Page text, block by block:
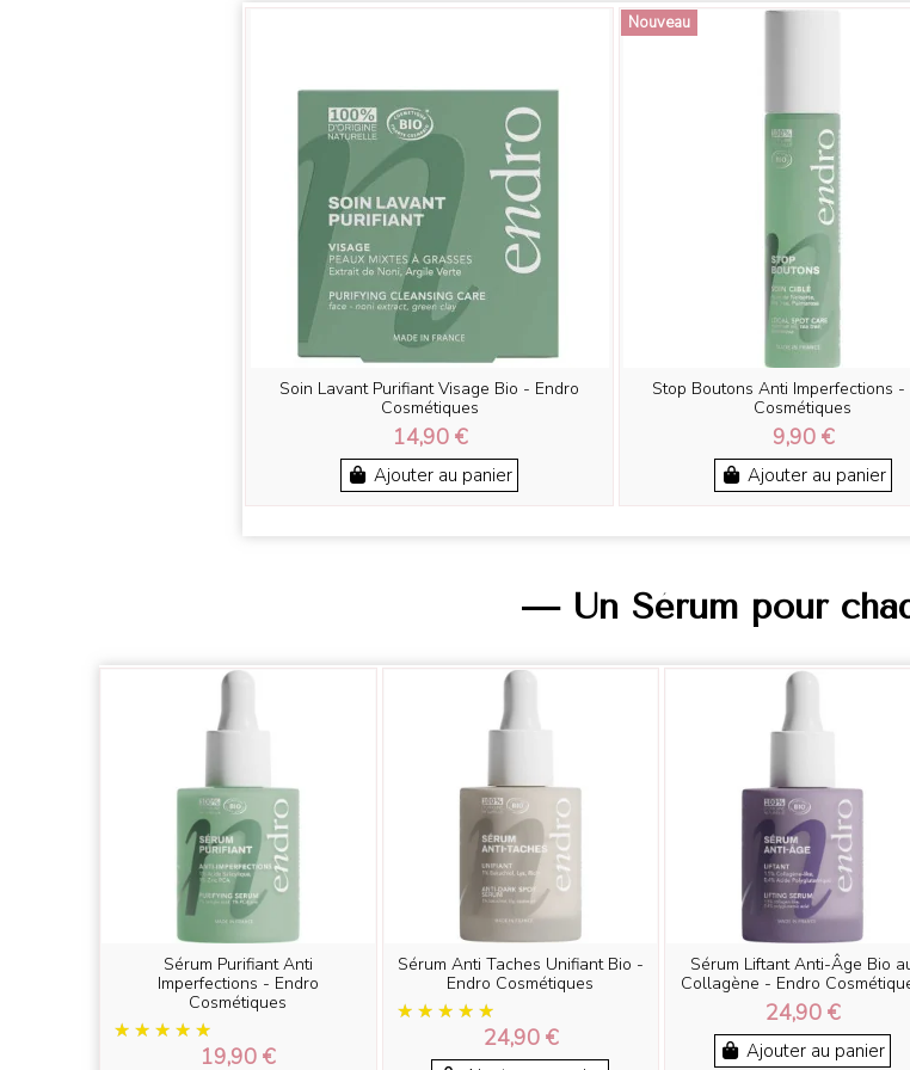
Soin Lavant Purifiant Visage Bio - Endro
Cosmétiques
14,90 €
Ajouter au panier
Nouveau
Stop Boutons Anti Imperfections -
Cosmétiques
9,90 €
Ajouter au panier
— Un Sérum pour
Sérum Purifiant Anti
Imperfections - Endro
Cosmétiques
19,90 €
Sérum Anti Taches Unifiant Bio -
Endro Cosmétiques
24,90 €
Sérum Liftant Anti-Âge Bio
Collagène - Endro
24,90 €
Ajouter au panier